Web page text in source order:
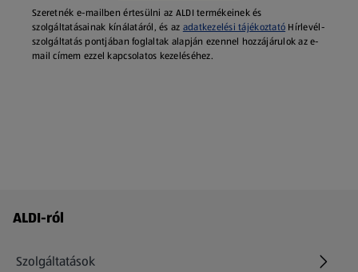
Szeretnék e-mailben értesülni az ALDI termékeinek és
szolgáltatásainak kínálatáról, és az adatkezelési tájékoztató Hírlevél-
szolgáltatás pontjában foglaltak alapján ezennel hozzájárulok az e-
mail címem ezzel kapcsolatos kezeléséhez.
Láblécmenü - további linkek
ALDI-ról
Szolgáltatások